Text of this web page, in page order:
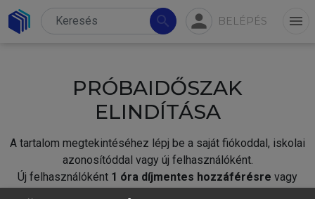
search person BELÉPÉS menu
PRÓBAIDŐSZAK
ELINDÍTÁSA
A tartalom megtekintéséhez lépj be a saját fiókoddal, iskolai
azonosítóddal vagy új felhasználóként.
Új felhasználóként 1 óra díjmentes hozzáférésre vagy